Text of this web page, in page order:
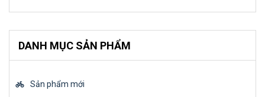
DANH MỤC SẢN PHẨM
Sản phẩm mới